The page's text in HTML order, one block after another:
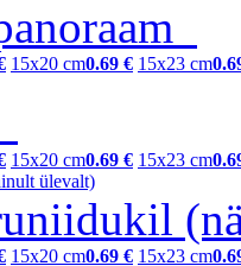
15x20 cm0.69 € 15x23 cm
15x20 cm0.69 € 15x23 cm
15x20 cm0.69 € 15x23 cm